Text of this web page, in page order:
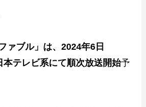
ァブル」は、2024年6日
本テレビ系にて順次放送開始予